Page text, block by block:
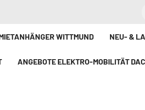
WITTMUND NEU- &
ANGEBOTE ELEKTRO-MOBILITÄT